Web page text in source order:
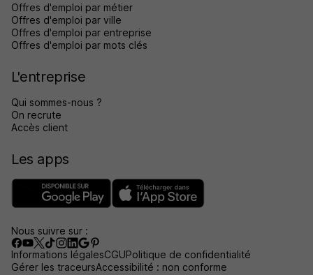
Offres d'emploi par métier
Offres d'emploi par ville
Offres d'emploi par entreprise
Offres d'emploi par mots clés
L'entreprise
Qui sommes-nous ?
On recrute
Accès client
Les apps
Nous suivre sur :
Informations légalesCGUPolitique de confidentialité
Gérer les traceursAccessibilité : non conforme